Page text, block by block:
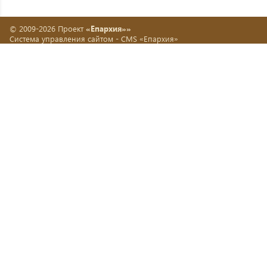
© 2009-2026 Проект «Епархия»»
Система управления сайтом - CMS «Епархия»